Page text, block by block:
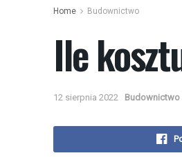
Home Budownictwo
Ile
12 sierpnia 2022 Budownictwo